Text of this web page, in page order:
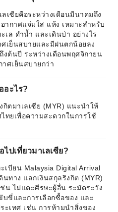
เซียคือระหว่างเดือนมีนาคมถึง
ากาศแจ่มใส แห้ง เหมาะสำหรับ
เล ดำน้ำ และเดินป่า อย่างไร
เย็นสบายและมีฝนตกน้อยลง
งต้นปี ระหว่างเดือนพฤศจิกายน
ศเย็นสบายกว่า
อะไร?
กิตมาเลเซีย (MYR) แนะนำให้
ทยเพื่อความสะดวกในการใช้
ปเที่ยวมาเลเซีย?
เบียน Malaysia Digital Arrival
ทาง แลกเงินสกุลริงกิต (MYR)
น ไม่แตะศีรษะผู้อื่น ระมัดระวัง
บขี่และการเลือกซื้อของ และ
ะเทศ เช่น การห้ามนำสิ่งของ